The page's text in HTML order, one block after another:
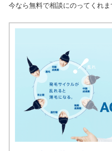
今なら無料で相談にのってくれま